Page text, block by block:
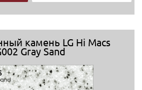
камень LG Hi Macs
Gray Sand